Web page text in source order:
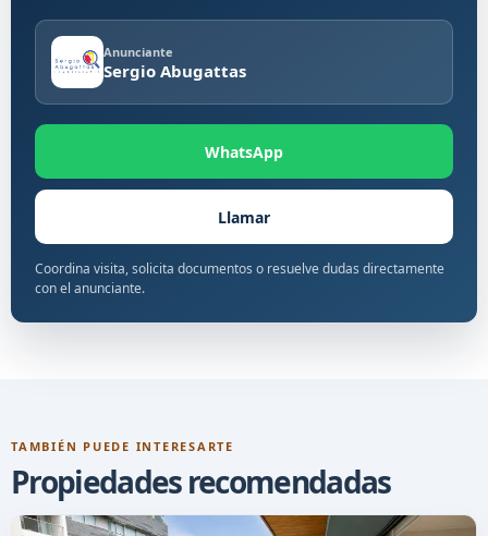
Anunciante
Sergio Abugattas
WhatsApp
Llamar
Coordina visita, solicita documentos o resuelve dudas directamente
con el anunciante.
TAMBIÉN PUEDE INTERESARTE
Propiedades recomendadas